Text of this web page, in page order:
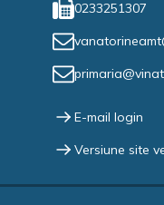
0233251307
E-mail login
Versiune site